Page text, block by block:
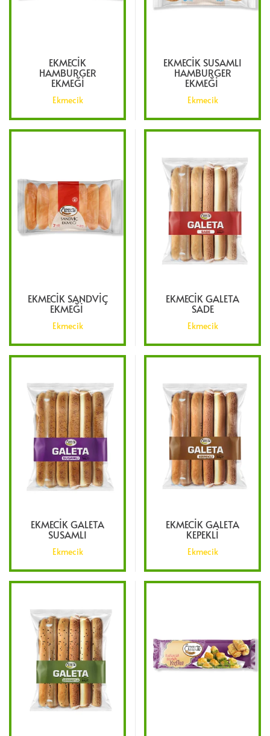
EKMECIK
HAMBURGER
EKMEĞI
Ekmecik
EKMECIK SUSAMLI
HAMBURGER
EKMEĞI
Ekmecik
EKMECIK SANDVIÇ
EKMEĞI
Ekmecik
EKMECIK GALETA
SADE
Ekmecik
EKMECIK GALETA
SUSAMLI
Ekmecik
EKMECIK GALETA
KEPEKLI
Ekmecik